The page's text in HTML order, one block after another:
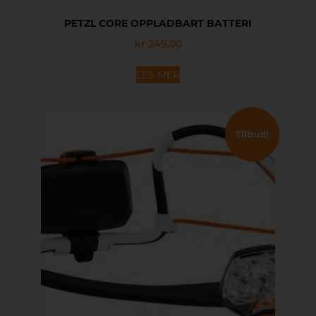
PETZL CORE OPPLADBART BATTERI
kr 249,00
LES MER
Tilbud!